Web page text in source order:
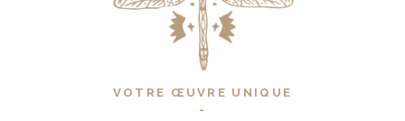
VOTRE ŒUVRE UNIQUE
-